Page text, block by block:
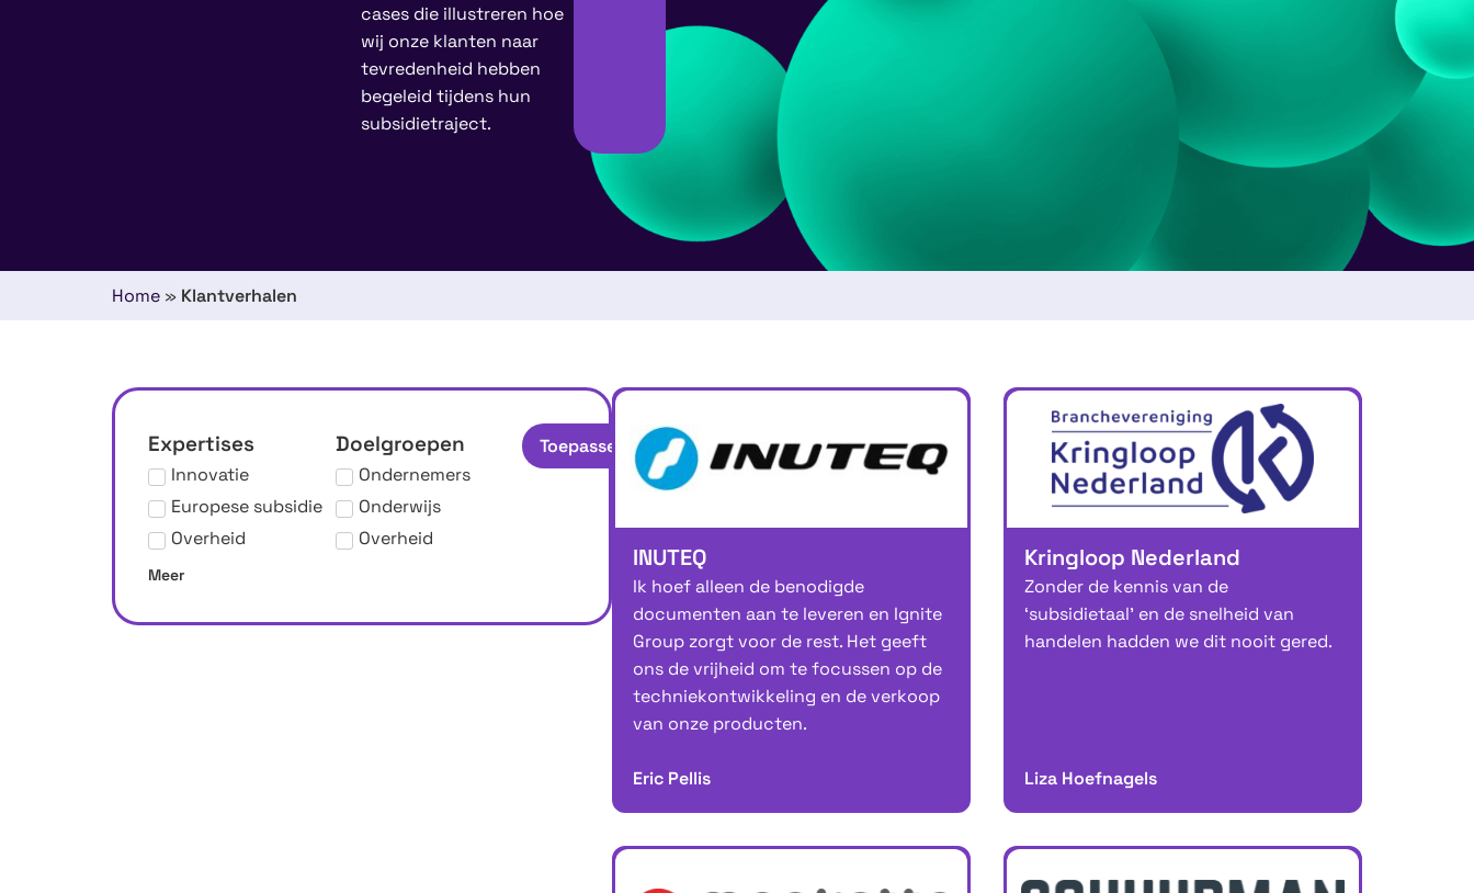
cases die illustreren hoe
wij onze klanten naar
tevredenheid hebben
begeleid tijdens hun
subsidietraject.
Home » Klantverhalen
Expertises
Innovatie
Europese subsidie
Overheid
Meer
Doelgroepen
Ondernemers
Onderwijs
Overheid
Toepassen
INUTEQ
Ik hoef alleen de benodigde
documenten aan te leveren en Ignite
Group zorgt voor de rest. Het geeft
ons de vrijheid om te focussen op de
techniekontwikkeling en de verkoop
van onze producten.
Eric Pellis
Kringloop Nederland
Zonder de kennis van de
‘subsidietaal’ en de snelheid van
handelen hadden we dit nooit gered.
Liza Hoefnagels